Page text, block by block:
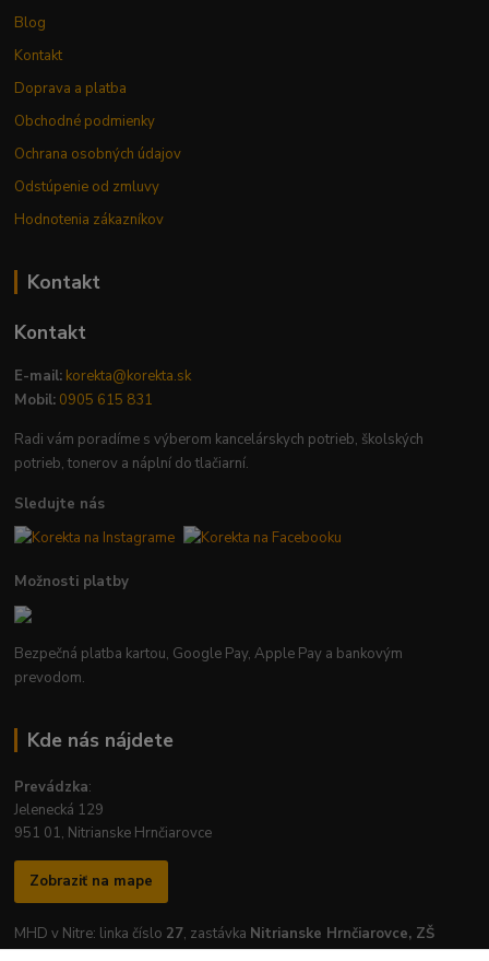
Blog
Kontakt
Doprava a platba
Obchodné podmienky
Ochrana osobných údajov
Odstúpenie od zmluvy
Hodnotenia zákazníkov
Kontakt
Kontakt
E-mail: korekta@korekta.sk
Mobil: 0905 615 831
Radi vám poradíme s výberom kancelárskych potrieb, školských
potrieb, tonerov a náplní do tlačiarní.
Sledujte nás
Možnosti platby
Bezpečná platba kartou, Google Pay, Apple Pay a bankovým
prevodom.
Kde nás nájdete
Prevádzka:
Jelenecká 129
951 01, Nitrianske Hrnčiarovce
Zobraziť na mape
MHD v Nitre: linka číslo 27, zastávka Nitrianske Hrnčiarovce, ZŠ